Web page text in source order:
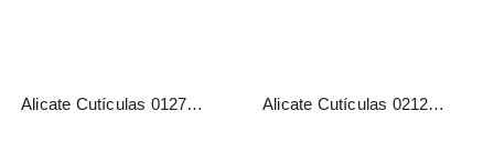
Alicate Cutículas 01272 Pollié Alicate Cutículas 02125 Pollié